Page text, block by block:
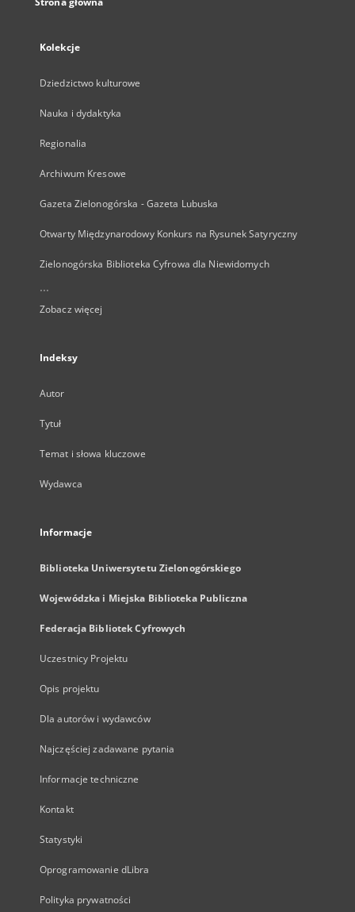
Kolekcje
Dziedzictwo kulturowe
Nauka i dydaktyka
Regionalia
Archiwum Kresowe
Gazeta Zielonogórska - Gazeta Lubuska
Otwarty Międzynarodowy Konkurs na Rysunek Satyryczny
Zielonogórska Biblioteka Cyfrowa dla Niewidomych
...
Zobacz więcej
Indeksy
Autor
Tytuł
Temat i słowa kluczowe
Wydawca
Informacje
Biblioteka Uniwersytetu Zielonogórskiego
Wojewódzka i Miejska Biblioteka Publiczna
Federacja Bibliotek Cyfrowych
Uczestnicy Projektu
Opis projektu
Dla autorów i wydawców
Najczęściej zadawane pytania
Informacje techniczne
Kontakt
Statystyki
Oprogramowanie dLibra
Polityka prywatności